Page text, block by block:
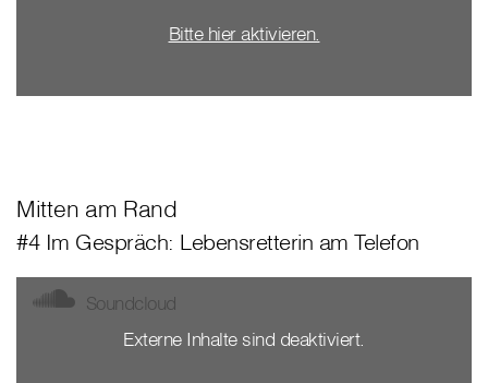
Bitte hier aktivieren.
Mitten am Rand
#4 Im Gespräch: Lebensretterin am Telefon
Soundcloud
Externe Inhalte sind deaktiviert.